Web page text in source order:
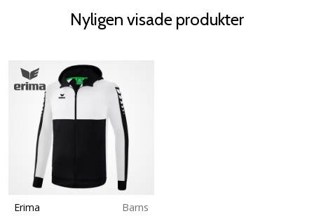
Nyligen visade produkter
Erima
Barns